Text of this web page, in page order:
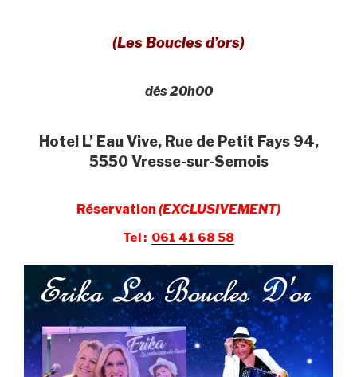
(Les Boucles d’ors)
dés 20h00
Hotel L’ Eau Vive, Rue de Petit Fays 94,
5550 Vresse-sur-Semois
Réservation (EXCLUSIVEMENT)
Tel : 061 41 68 58